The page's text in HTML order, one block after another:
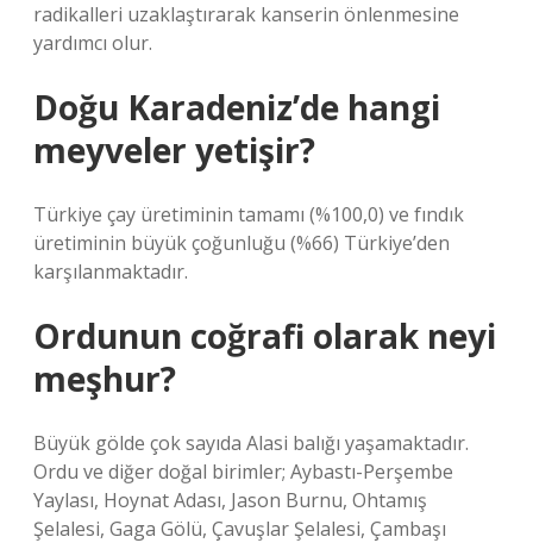
radikalleri uzaklaştırarak kanserin önlenmesine
yardımcı olur.
Doğu Karadeniz’de hangi
meyveler yetişir?
Türkiye çay üretiminin tamamı (%100,0) ve fındık
üretiminin büyük çoğunluğu (%66) Türkiye’den
karşılanmaktadır.
Ordunun coğrafi olarak neyi
meşhur?
Büyük gölde çok sayıda Alasi balığı yaşamaktadır.
Ordu ve diğer doğal birimler; Aybastı-Perşembe
Yaylası, Hoynat Adası, Jason Burnu, Ohtamış
Şelalesi, Gaga Gölü, Çavuşlar Şelalesi, Çambaşı